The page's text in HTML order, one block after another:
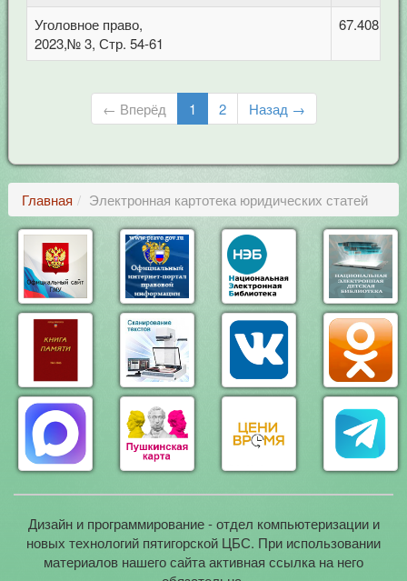
Уголовное право,
2023,№ 3, Стр. 54-61
67.408
← Вперёд 1 2 Назад →
Главная Электронная картотека юридических статей
Дизайн и программирование - отдел компьютеризации и
новых технологий пятигорской ЦБС. При использовании
материалов нашего сайта активная ссылка на него